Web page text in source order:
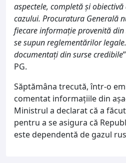
aspectele, completă și
cazului. Procuratura Generală
fiecare informație provenită
se supun reglementărilor
documentați din surse credibile
PG.
Săptămâna trecută, într-o
comentat informațiile din
Ministrul a declarat că a
pentru a se asigura că
este dependentă de gazul